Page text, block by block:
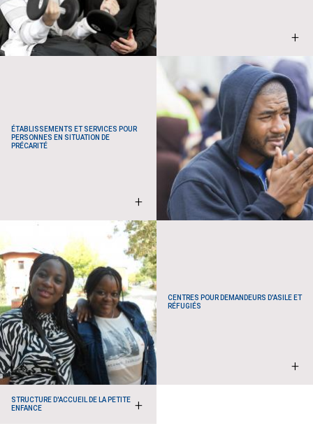
+
ÉTABLISSEMENTS ET SERVICES POUR
PERSONNES EN SITUATION DE
PRÉCARITÉ
+
CENTRES POUR DEMANDEURS D'ASILE ET
RÉFUGIÉS
+
STRUCTURE D'ACCUEIL DE LA PETITE
ENFANCE
+